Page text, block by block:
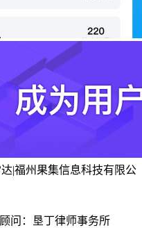
|福州果集信息科技有限公
问：垦丁律师事务所